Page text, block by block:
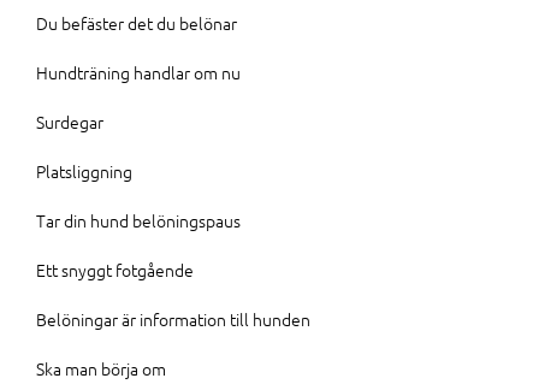
Du befäster det du belönar
Hundträning handlar om nu
Surdegar
Platsliggning
Tar din hund belöningspaus
Ett snyggt fotgående
Belöningar är information till hunden
Ska man börja om